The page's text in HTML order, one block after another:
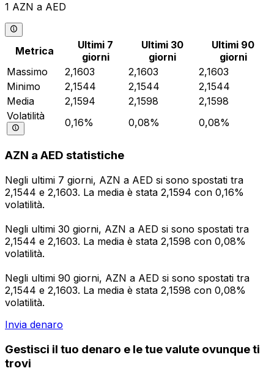
1 AZN a AED
Metrica
Ultimi 7
giorni
Ultimi 30
giorni
Ultimi 90
giorni
Massimo
2,1603 2,1603
2,1603
Minimo
2,1544 2,1544
2,1544
Media
2,1594 2,1598
2,1598
Volatilità
0,16% 0,08% 0,08%
AZN a AED statistiche
Negli ultimi 7 giorni, AZN a AED si sono spostati tra
2,1544 e 2,1603. La media è stata 2,1594 con 0,16%
volatilità.
Negli ultimi 30 giorni, AZN a AED si sono spostati tra
2,1544 e 2,1603. La media è stata 2,1598 con 0,08%
volatilità.
Negli ultimi 90 giorni, AZN a AED si sono spostati tra
2,1544 e 2,1603. La media è stata 2,1598 con 0,08%
volatilità.
Invia denaro
Gestisci il tuo denaro e le tue valute ovunque ti
trovi